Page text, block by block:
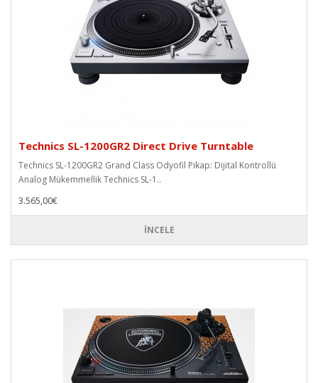
Technics SL-1200GR2 Direct Drive Turntable
Technics SL-1200GR2 Grand Class Odyofil Pikap: Dijital Kontrollü
Analog Mükemmellik Technics SL-1..
3.565,00€
İNCELE